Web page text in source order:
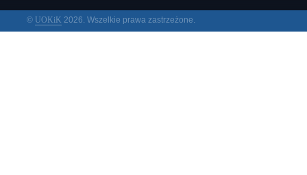
© UOKiK 2026. Wszelkie prawa zastrzeżone.